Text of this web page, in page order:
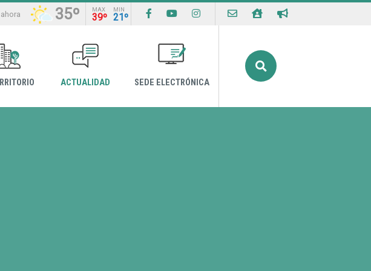
35º MAX
39º
MIN
21º
ACTUALIDAD SEDE ELECTRÓNICA